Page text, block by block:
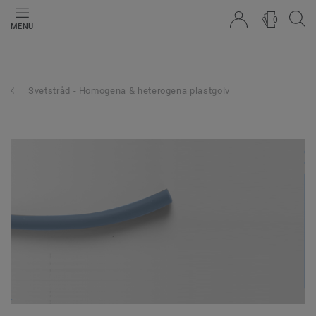
MENU
0
Svetstråd - Homogena & heterogena plastgolv